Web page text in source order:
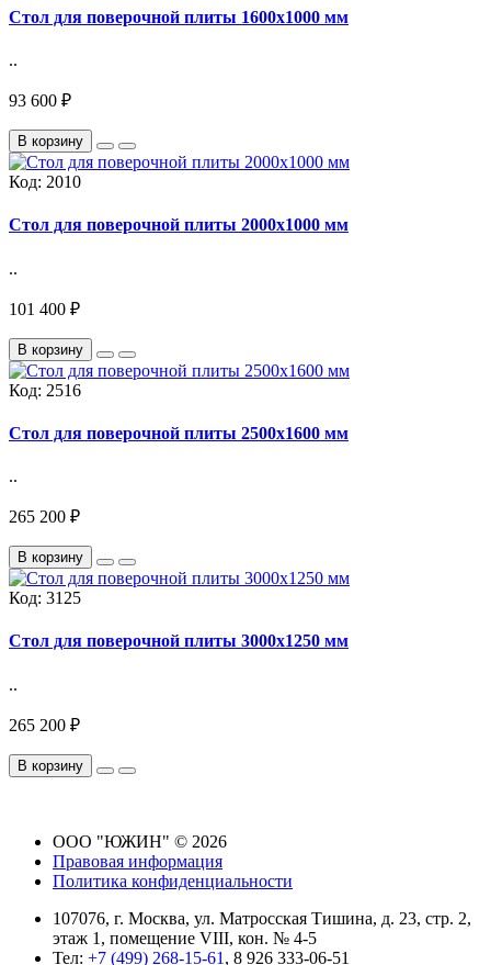
Стол для поверочной плиты 1600х1000 мм
..
93 600 ₽
В корзину
Код: 2010
Стол для поверочной плиты 2000х1000 мм
..
101 400 ₽
В корзину
Код: 2516
Стол для поверочной плиты 2500х1600 мм
..
265 200 ₽
В корзину
Код: 3125
Стол для поверочной плиты 3000х1250 мм
..
265 200 ₽
В корзину
ООО "ЮЖИН" © 2026
Правовая информация
Политика конфиденциальности
107076, г. Москва, ул. Матросская Тишина, д. 23, стр. 2,
этаж 1, помещение VIII, кон. № 4-5
Тел: +7 (499) 268-15-61 , 8 926 333-06-51